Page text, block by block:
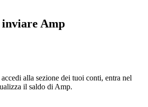
inviare Amp
alla sezione dei tuoi conti, entra nel
il saldo di Amp.